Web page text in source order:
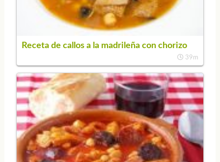
Receta de callos a la madrileña con chorizo
39m